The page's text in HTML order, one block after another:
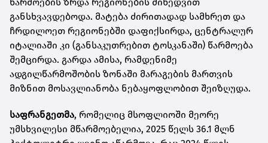
განსხვავდებოდა. მატება ძირითადად სამხრეთ და
ჩრდილოეთ რეგიონებში დაფიქსირდა, ცენტრალურ
იტალიაში კი (განსაკუთრებით ტოსკანაში) წარმოება
შემცირდა. გარდა ამისა, რამდენიმე
ადგილწარმოშობის ზონაში მარაგების მართვის
მიზნით მოსავლიანობა ნებაყოფლობით შეიზღუდა.
საფრანგეთმა, რომელიც მსოფლიოში მეორე
უმსხვილესი მწარმოებელია, 2025 წელს 36.1 მლნ